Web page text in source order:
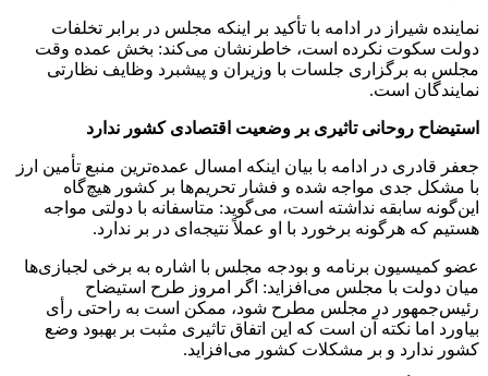
نماینده شیراز در ادامه با تأکید بر اینکه مجلس در برابر تخلفات
دولت سکوت نکرده است، خاطرنشان می‌کند: بخش عمده وقت
مجلس به برگزاری جلسات با وزیران و پیشبرد وظایف نظارتی
نمایندگان است.
استیضاح روحانی تاثیری بر وضعیت اقتصادی کشور ندارد
جعفر قادری در ادامه با بیان اینکه امسال عمده‌ترین منبع تأمین ارز
با مشکل جدی مواجه شده و فشار تحریم‌ها بر کشور هیچ‌گاه
این‌گونه سابقه نداشته است، می‌گوید: متاسفانه با دولتی مواجه
هستیم که هرگونه برخورد با او عملاً نتیجه‌ای در بر ندارد.
عضو کمیسیون برنامه و بودجه مجلس با اشاره به برخی لجبازی‌ها
میان دولت با مجلس می‌افزاید: اگر امروز طرح استیضاح
رئیس‌جمهور در مجلس مطرح شود، ممکن است به راحتی رأی
بیاورد اما نکته آن است که این اتفاق تاثیری مثبت بر بهبود وضع
کشور ندارد و بر مشکلات کشور می‌افزاید.